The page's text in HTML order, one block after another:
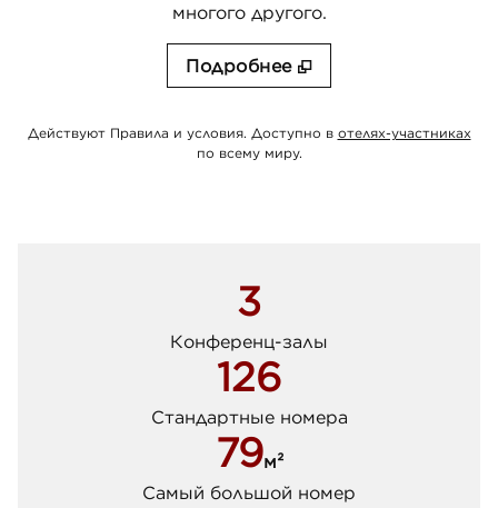
многого другого.
Подробнее
Действуют Правила и условия. Доступно в отелях-участниках.
по всему миру.
3
Конференц-залы
126
Стандартные номера
79м²
кв. м
Самый большой номер